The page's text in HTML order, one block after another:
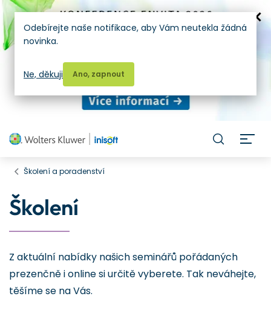
Školení a poradenství
Školení
Z aktuální nabídky našich seminářů pořádaných
prezenčně i online si určitě vyberete. Tak neváhejte,
těšíme se na Vás.
Odebírejte naše notifikace, aby Vám neutekla žádná
novinka.
Ano, zapnout
Ne, děkuji